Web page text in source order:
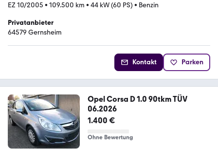
EZ 10/2005 • 109.500 km • 44 kW (60 PS) • Benzin
Privatanbieter
64579 Gernsheim
Kontakt Parken
Opel Corsa D 1.0 90tkm TÜV
06.2026
1.400 €
Ohne Bewertung